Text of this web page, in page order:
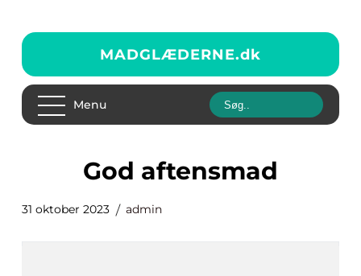
MADGLÆDERNE.dk
Menu
god aftensmad
31 oktober 2023 admin